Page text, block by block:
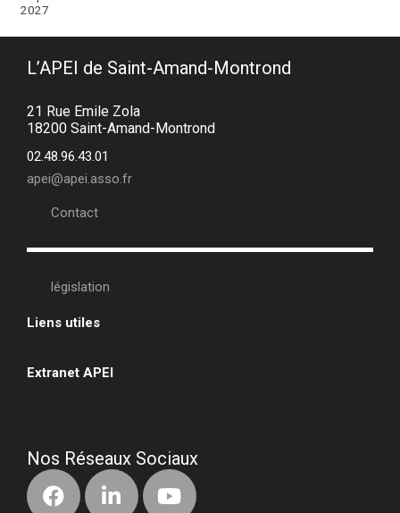
L’APEI de Saint-Amand-Montrond
21 Rue Emile Zola
18200 Saint-Amand-Montrond
02.48.96.43.01
apei@apei.asso.fr
Contact
législation
Liens utiles
Extranet APEI
Nos Réseaux Sociaux